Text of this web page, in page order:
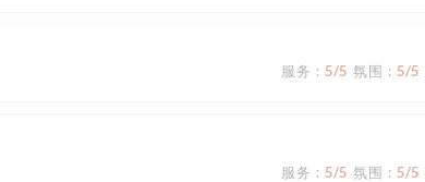
服务 : 5/5 氛围 : 5/5
服务 : 5/5 氛围 : 5/5